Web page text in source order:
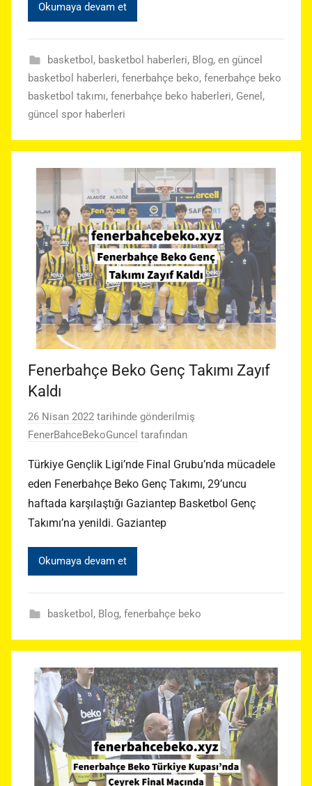
Okumaya devam et
basketbol , basketbol haberleri, Blog, en güncel
basketbol haberleri, fenerbahçe beko, fenerbahçe beko
basketbol takımı, fenerbahçe beko haberleri, Genel ,
güncel spor haberleri
Fenerbahçe Beko Genç Takımı Zayıf
Kaldı
26 Nisan 2022 tarihinde gönderilmiş
FenerBahceBekoGuncel tarafından
Türkiye Gençlik Ligi’nde Final Grubu’nda mücadele
eden Fenerbahçe Beko Genç Takımı, 29’uncu
haftada karşılaştığı Gaziantep Basketbol Genç
Takımı’na yenildi. Gaziantep
Okumaya devam et
basketbol , Blog, fenerbahçe beko